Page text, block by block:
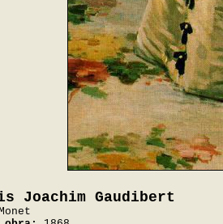
Joachim Gaudibert